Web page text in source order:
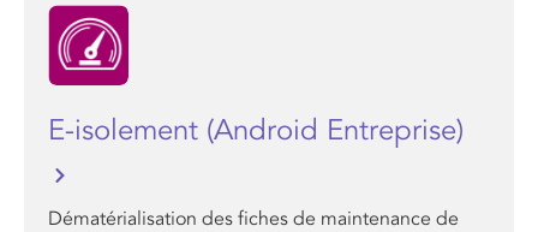
E-isolement (Android Entreprise)
Dématérialisation des fiches de maintenance de